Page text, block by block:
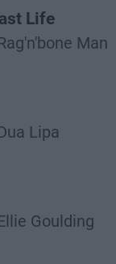
Life
Man
Lipa
Goulding